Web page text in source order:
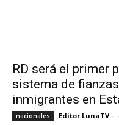
RD será el primer
sistema de
inmigrantes en
nacionales Editor LunaTV -